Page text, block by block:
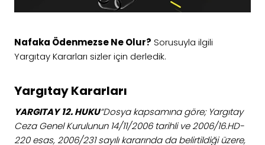
Nafaka Ödenmezse Ne Olur? Sorusuyla ilgili
Yargıtay Kararları sizler için derledik.
Yargıtay Kararları
YARGITAY 12. HUKU“Dosya kapsamına göre; Yargıtay
Ceza Genel Kurulunun 14/11/2006 tarihli ve 2006/16.HD-
220 esas, 2006/231 sayılı kararında da belirtildiği üzere,